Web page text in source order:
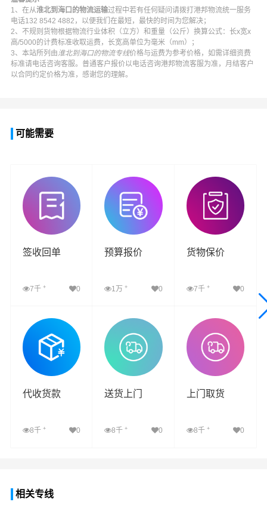
1、在从淮北到海口的物流运输过程中若有任何疑问请拨打 港邦物流统一服务
电话132 8542 4882 ，以便我们在最短，最快的时间为您解决；
2、不规则货物根据物流行业体积（立方）和重量（公斤）换算公式：长x宽x
高/5000的计费标准收取运费，长宽高单位为毫米（mm）；
3、本站所列由淮北到海口的物流专线价格与运费为参考价格，如需详细资费
标准请电话咨询客服。普通客户报价以电话咨询港邦物流客服为准，月结客户
以合同约定价格为准，感谢您的理解。
可能需要
签收回单
7千 + 0
查看详细
预算报价
1万+ 0
查看详细
货物保价
7千 + 0
查看详细
代收货款
8千 + 0
送货上门
8千+ 0
上门取货
8千 + 0
相关专线